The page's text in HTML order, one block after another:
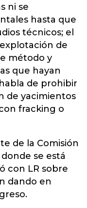
ni se
hasta que
técnicos; el
de
método y
que hayan
de prohibir
de yacimientos
fracking o
de la Comisión
se está
con LR sobre
dando en